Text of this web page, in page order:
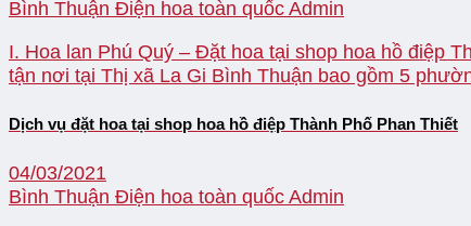
Bình Thuận Điện hoa toàn quốcAdmin
I. Hoa lan Phú Quý – Đặt hoa tại shop hoa hồ điệp
tận nơi tại Thị xã La Gi Bình Thuận bao gồm 5
Dịch vụ đặt hoa tại shop hoa hồ điệp Thành Phố Phan Thiết
04/03/2021
Bình Thuận Điện hoa toàn quốcAdmin